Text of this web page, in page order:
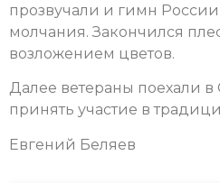
прозвучали и гимн
молчания. Закончился
возложением цветов.
Далее ветераны поехали
принять участие в
Евгений Беляев